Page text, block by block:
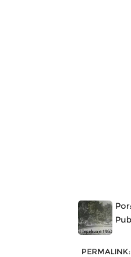
Por:
PERMALINK: